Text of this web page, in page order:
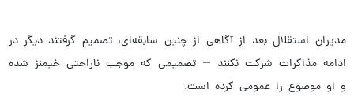
مدیران استقلال بعد از آگاهی از چنین سابقه‌ای، تصمیم گرفتند دیگر در
ادامه مذاکرات شرکت نکنند — تصمیمی که موجب ناراحتی خیمنز شده
و او موضوع را عمومی کرده است.